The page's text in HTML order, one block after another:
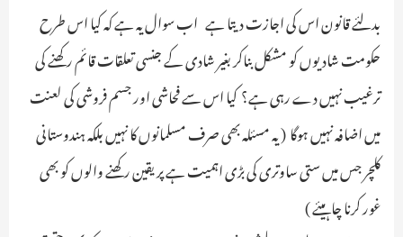
بدلئے قانون اس کی اجازت دیتا ہے ـ اب سوال یہ ہے کہ کیا اس طرح
حکومت شادیوں کو مشکل بناکر بغیر شادی کے جنسی تعلقات قائم رکھنے کی
ترغیب نہیں دے رہی ہے؟ کیا اس سے فحاشی اور جسم فروشی کی لعنت
میں اضافہ نہیں ہوگا ـ ( یہ مسئلہ بھی صرف مسلمانوں کا نہیں بلکہ ہندوستانی
کلچر جس میں ستی ساوتری کی بڑی اہمیت ہے پر یقین رکھنے والوں کو بھی
غور کرنا چاہیئےـ )